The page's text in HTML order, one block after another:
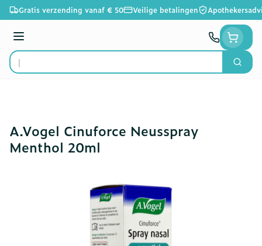
Ga naar de inhoud
Gratis verzending vanaf € 50 Veilige betalingen
Menu
Product, merk, categorie...
Zoek
A.Vogel Cinuforce Neusspray
Menthol 20ml